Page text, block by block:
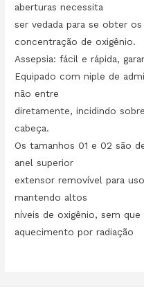
aberturas necessita
ser vedada para se obter
concentração de oxigênio.
Assepsia: fácil e rápida,
Equipado com niple de
não entre
diretamente, incidindo
cabeça.
Os tamanhos 01 e 02 são
anel superior
extensor removível para
mantendo altos
níveis de oxigênio, sem
aquecimento por radiação